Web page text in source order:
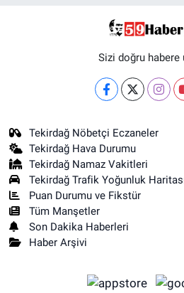
Sizi doğru habere
Tekirdağ Nöbetçi Eczaneler
Tekirdağ Hava Durumu
Tekirdağ Namaz Vakitleri
Tekirdağ Trafik Yoğunluk
Puan Durumu ve Fikstür
Tüm Manşetler
Son Dakika Haberleri
Haber Arşivi